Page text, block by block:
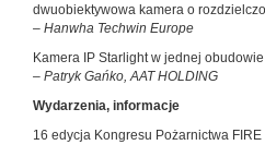
dwuobiektywowa kamera o
– Hanwha Techwin Europe
Kamera IP Starlight w jednej
– Patryk Gańko, AAT HOLDING
Wydarzenia, informacje
16 edycja Kongresu Pożarnictwa